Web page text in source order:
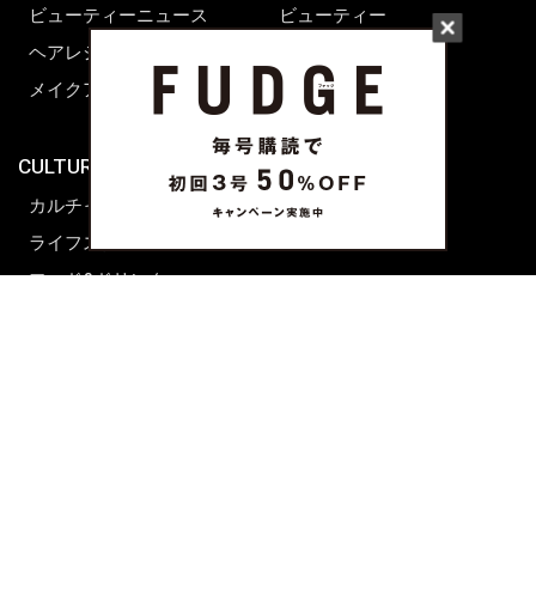
ビューティーニュース
ヘアレシピ ストーリーズ
メイクアップティップス
CULTURE & LIFE
カルチャー
ライフスタイル
フード&ドリンク
ビューティー
ライフスタイル